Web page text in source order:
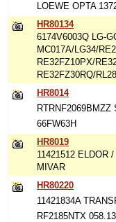
LOEWE OPTA
HR80134
6174V6003Q LG-
MC017A/LG34/
RE32FZ10PX/
RE32FZ30RQ/
HR8014
RTRNF2069BMZZ
66FW63H
HR8019
11421512 ELDOR
MIVAR
HR80220
11421834A
RF2185NTX